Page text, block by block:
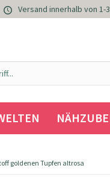
Versand innerhalb von 1-
goldenen Tupfen altrosa